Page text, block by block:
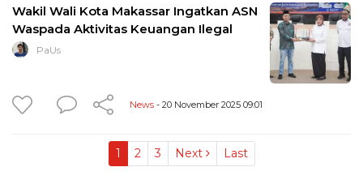
Wakil Wali Kota Makassar Ingatkan ASN
Waspada Aktivitas Keuangan Ilegal
PaUs
News - 20 November 2025 09:01
1 2 3 Next Last